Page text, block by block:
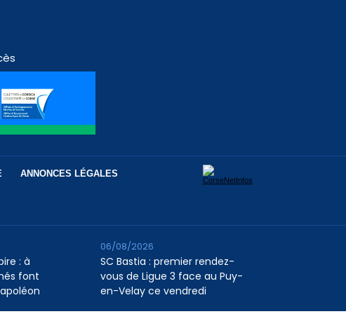
ANNONCES LÉGALES
: à
font
SC Bastia : premier rendez-
vous de Ligue 3 face au Puy-
en-Velay ce vendredi
06/08/2026